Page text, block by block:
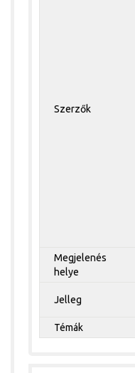
Szerzők
Megjelenés
helye
Jelleg
Témák